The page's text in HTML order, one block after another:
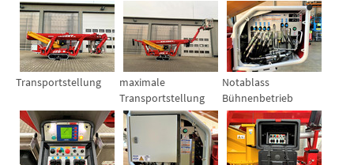
Show larger version for:
Transportstellung
Show larger version for:
maximale
Transportstellung
Show larger version for:
Notablass
Bühnenbetrieb
Show larger version for:Show larger version for:Show larger version for: